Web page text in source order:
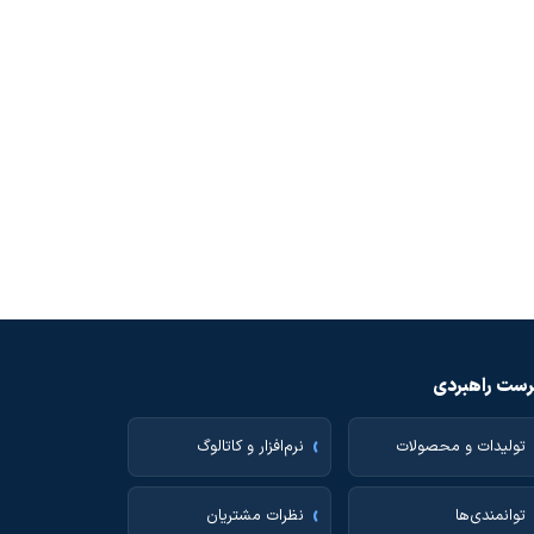
راهبردی
تولیدات و محصولات نرم‌افزار و کاتالوگ
توانمندی‌ها نظرات مشتریان